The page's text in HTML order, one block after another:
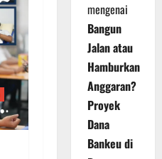
mengenai
Bangun
Jalan atau
Hamburkan
Anggaran?
Proyek
Dana
Bankeu di